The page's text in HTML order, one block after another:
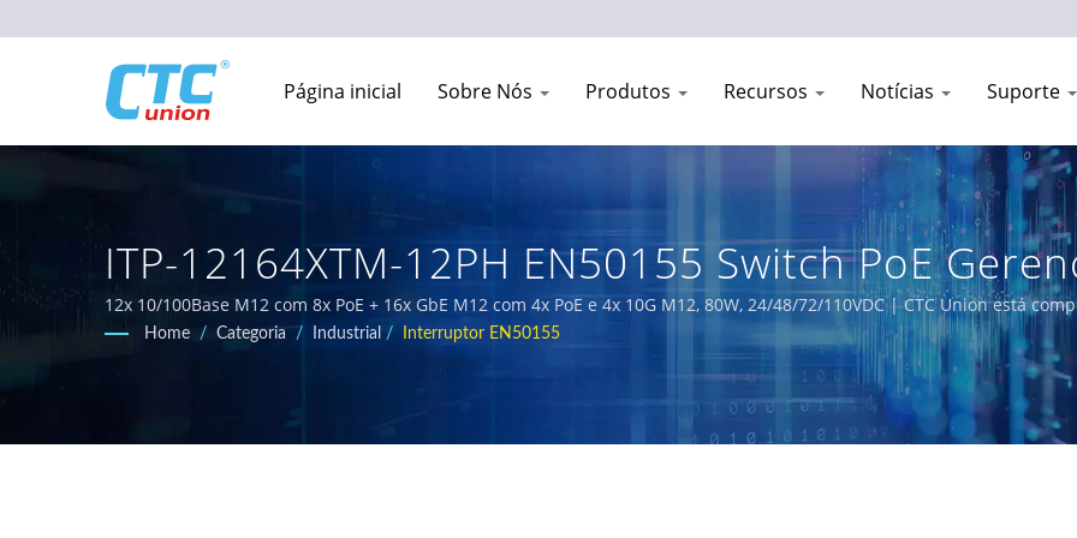
Página inicial Sobre Nós Produtos Recursos Notícias Suporte
ITP-12164XTM-12PH EN50155 Switch PoE
Fabricante De Equipamentos De Rede
12x 10/100Base M12 com 8x PoE + 16x GbE M12 com 4x PoE e 4x 10G M12, 80W, 24/48/72/110VDC | CTC Union está
confiáveis, resistentes a temperaturas e robustas, projetadas para ambientes adversos. Nosso portfólio abrangente de
PoE e switches Ethernet certificados que atendem aos requisitos EN50155, IEC 61850-3 e E-Mark para ferrovias,
Home / Categoria / Industrial / Interruptor EN50155